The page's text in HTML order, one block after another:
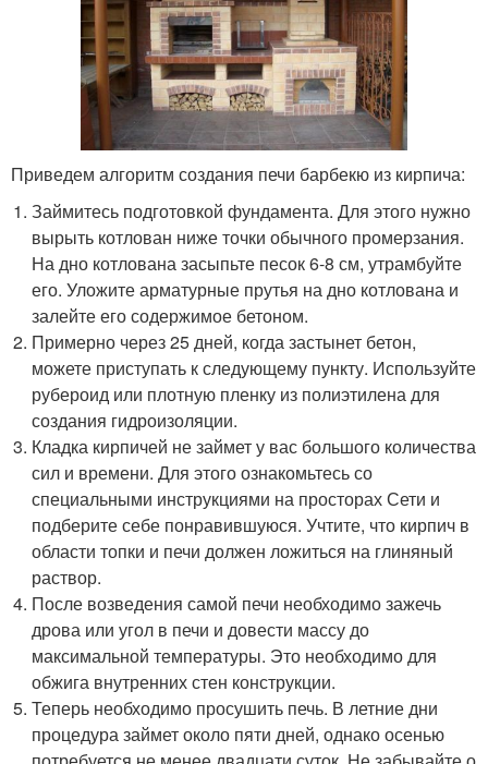
Приведем алгоритм создания печи барбекю из кирпича:
Займитесь подготовкой фундамента. Для этого нужно
вырыть котлован ниже точки обычного промерзания.
На дно котлована засыпьте песок 6-8 см, утрамбуйте
его. Уложите арматурные прутья на дно котлована и
залейте его содержимое бетоном.
Примерно через 25 дней, когда застынет бетон,
можете приступать к следующему пункту. Используйте
рубероид или плотную пленку из полиэтилена для
создания гидроизоляции.
Кладка кирпичей не займет у вас большого количества
сил и времени. Для этого ознакомьтесь со
специальными инструкциями на просторах Сети и
подберите себе понравившуюся. Учтите, что кирпич в
области топки и печи должен ложиться на глиняный
раствор.
После возведения самой печи необходимо зажечь
дрова или угол в печи и довести массу до
максимальной температуры. Это необходимо для
обжига внутренних стен конструкции.
Теперь необходимо просушить печь. В летние дни
процедура займет около пяти дней, однако осенью